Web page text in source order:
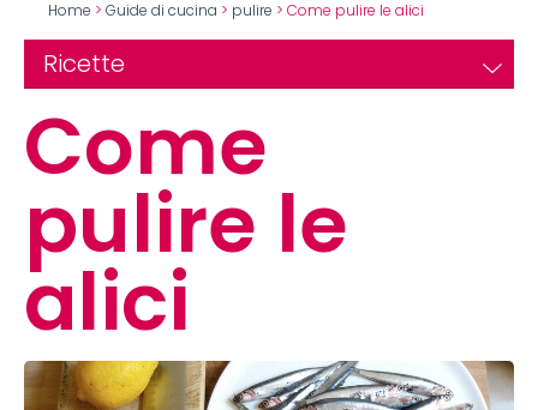
Home > Guide di cucina > pulire > Come pulire le alici
Ricette
Come
pulire le
alici